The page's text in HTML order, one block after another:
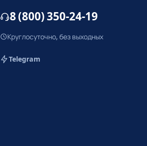
8 (800) 350-24-19
Круглосуточно, без выходных
Telegram